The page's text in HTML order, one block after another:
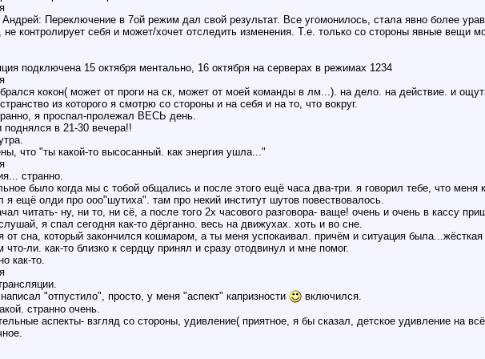
12:04
15.06.2017,19:55
11:28
19:19
17.06.2017,04:26
08.07.2017,10:57
15:51
20:23
00:13
04:10
09:47
01:21
14:18
21:13
22:22
22:23
Переключение в 7ой режим дал свой результат. Все угомонилось, стала явно более
не контролирует себя и может/хочет отследить изменения. Т.е. только со стороны явные вещи
подключена 15 октября ментально, 16 октября на серверах в режимах 1234
кокон( может от проги на ск, может от моей команды в лм...). на дело. на действие. и
из которого я смотрю со стороны и на себя и на то, что вокруг.
я проспал-пролежал ВЕСЬ день.
поднялся в 21-30 вечера!!
что "ты какой-то высосанный. как энергия ушла..."
странно.
было когда мы с тобой общались и после этого ещё часа два-три. я говорил тебе, что
я ещё олди про ооо"шутиха". там про некий институт шутов повествовалось.
читать- ну, ни то, ни сё, а после того 2х часового разговора- ваще! очень и очень в кассу
я спал сегодня как-то дёрганно. весь на движухах. хоть и во сне.
от сна, который закончился кошмаром, а ты меня успокаивал. причём и ситуация
что-ли. как-то близко к сердцу принял и сразу отодвинул и мне помог.
как-то.
"отпустило", просто, у меня "аспект" капризности
включился.
странно очень.
аспекты- взгляд со стороны, удивление( приятное, я бы сказал, детское удивление на